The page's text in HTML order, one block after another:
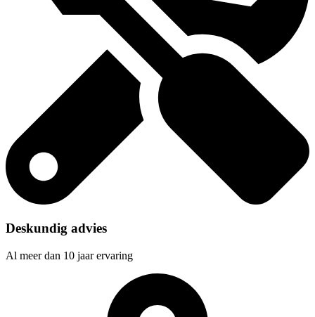
Deskundig advies
Al meer dan 10 jaar ervaring